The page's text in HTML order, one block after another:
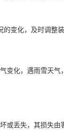
的变化，及时调整装
变化，遇雨雪天气
或丢失，其损失由